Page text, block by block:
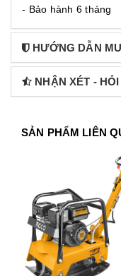
- Bảo hành 6 tháng
HƯỚNG DẪN
NHẬN XÉT -
SẢN PHẨM LIÊN